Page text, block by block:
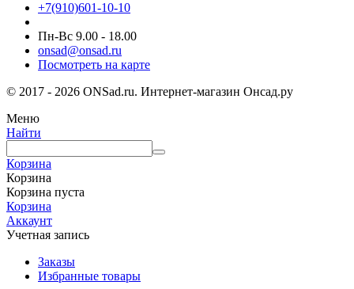
+7(910)601-10-10
Пн-Вс 9.00 - 18.00
onsad@onsad.ru
Посмотреть на карте
© 2017 - 2026 ONSad.ru. Интернет-магазин Онсад.ру
Меню
Найти
Корзина
Корзина
Корзина пуста
Корзина
Аккаунт
Учетная запись
Заказы
Избранные товары